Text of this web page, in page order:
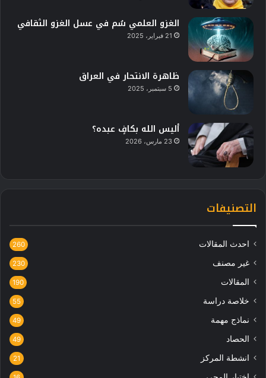
الغزو العلمي سُم في عسل الغزو الثقافي
21 فبراير، 2025
ظاهرة الانتحار في العراق
5 سبتمبر، 2025
أليس الله بكافٍ عبده؟
23 مارس، 2026
التصنيفات
احدث المقالات 260
غير مصنف 230
المقالات 190
خلاصة دراسة 55
نماذج مهمة 49
الحصاد 49
انشطة المركز 21